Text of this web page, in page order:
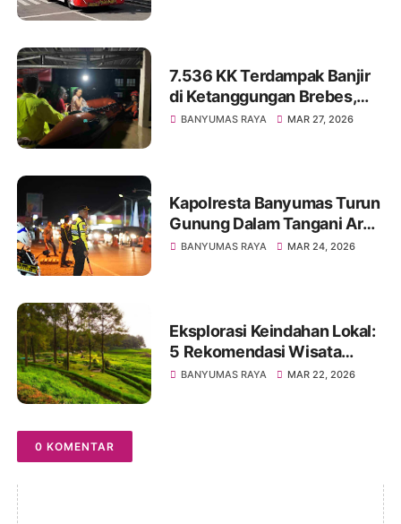
7.536 KK Terdampak Banjir
di Ketanggungan Brebes,
Akibat Luapan Sungai
BANYUMAS RAYA MAR 27, 2026
Kapolresta Banyumas Turun
Gunung Dalam Tangani Arus
Balik Lebaran 2026
BANYUMAS RAYA MAR 24, 2026
Eksplorasi Keindahan Lokal:
5 Rekomendasi Wisata
Banyumas untuk Libur
BANYUMAS RAYA MAR 22, 2026
0 KOMENTAR